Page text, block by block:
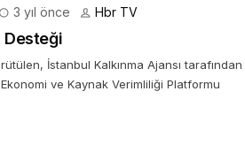
3 yıl önce Hbr TV
Desteği
İstanbul Kalkınma Ajansı tarafından
ve Kaynak Verimliliği Platformu